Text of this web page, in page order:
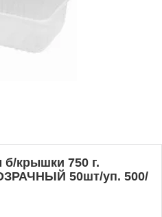
б/крышки 750 г.
50шт/уп. 500/